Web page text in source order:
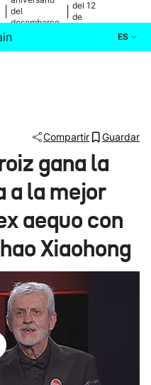
del
desembarco
de Elkano
del 12
de
ES
Compartir Guardar
gana la
a la mejor
aequo con
Xiaohong